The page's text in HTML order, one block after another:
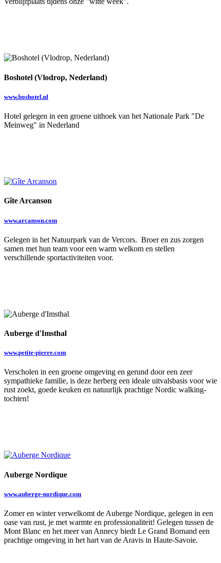
Boshotel (Vlodrop, Nederland)
www.boshotel.nl
Hotel gelegen in een groene uithoek van het Nationale Park "De
Meinweg" in Nederland
Gîte Arcanson
www.arcanson.com
Gelegen in het Natuurpark van de Vercors. Broer en zus zorgen
samen met hun team voor een warm welkom en stellen
verschillende sportactiviteiten voor.
Auberge d'Imsthal
www.petite-pierre.com
Verscholen in een groene omgeving en gerund door een zeer
sympathieke familie, is deze herberg een ideale uitvalsbasis voor wie
rust zoekt, goede keuken en natuurlijk prachtige Nordic walking-
tochten!
Auberge Nordique
www.auberge-nordique.com
Zomer en winter verwelkomt de Auberge Nordique, gelegen in een
oase van rust, je met warmte en professionaliteit! Gelegen tussen de
Mont Blanc en het meer van Annecy biedt Le Grand Bornand een
prachtige omgeving in het hart van de Aravis in Haute-Savoie.